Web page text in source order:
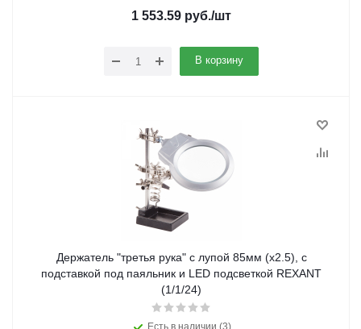
1 553.59 руб./шт
В корзину
Держатель "третья рука" с лупой 85мм (х2.5), с
подставкой под паяльник и LED подсветкой REXANT
(1/1/24)
Есть в наличии (3)